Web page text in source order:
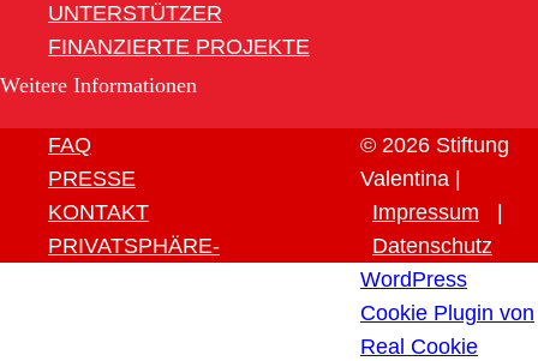
UNTERSTÜTZER
FINANZIERTE PROJEKTE
Weitere Informationen
FAQ
PRESSE
KONTAKT
PRIVATSPHÄRE-
© 2026 Stiftung
Valentina |
Impressum
Datenschutz
WordPress
Cookie Plugin von
Real Cookie